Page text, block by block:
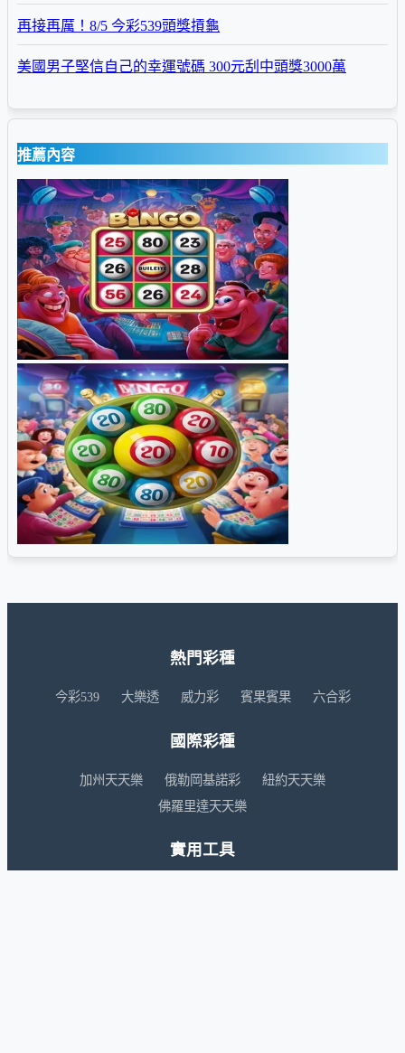
再接再厲！8/5 今彩539頭獎摃龜
美國男子堅信自己的幸運號碼 300元刮中頭獎3000萬
推薦內容
熱門彩種
今彩539 大樂透 威力彩 賓果賓果 六合彩
國際彩種
加州天天樂 俄勒岡基諾彩
紐約天天樂
佛羅里達天天樂
實用工具